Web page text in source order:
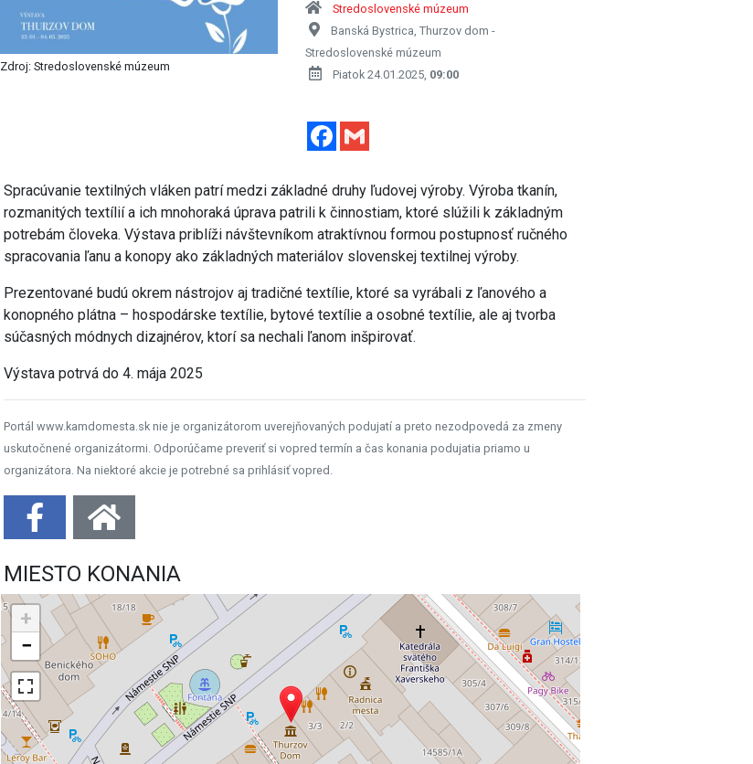
Zdroj: Stredoslovenské múzeum
Stredoslovenské múzeum
Banská Bystrica, Thurzov dom -
Stredoslovenské múzeum
Piatok 24.01.2025, 09:00
Facebook
Spracúvanie textilných vláken patrí medzi základné druhy ľudovej výroby. Výroba tkanín,
rozmanitých textílií a ich mnohoraká úprava patrili k činnostiam, ktoré slúžili k základným
potrebám človeka. Výstava priblíži návštevníkom atraktívnou formou postupnosť ručného
spracovania ľanu a konopy ako základných materiálov slovenskej textilnej výroby.
Prezentované budú okrem nástrojov aj tradičné textílie, ktoré sa vyrábali z ľanového a
konopného plátna – hospodárske textílie, bytové textílie a osobné textílie, ale aj tvorba
súčasných módnych dizajnérov, ktorí sa nechali ľanom inšpirovať.
Výstava potrvá do 4. mája 2025
Portál www.kamdomesta.sk nie je organizátorom uverejňovaných podujatí a preto nezodpovedá za zmeny
uskutočnené organizátormi. Odporúčame preveriť si vopred termín a čas konania podujatia priamo u
organizátora. Na niektoré akcie je potrebné sa prihlásiť vopred.
MIESTO KONANIA
+
−